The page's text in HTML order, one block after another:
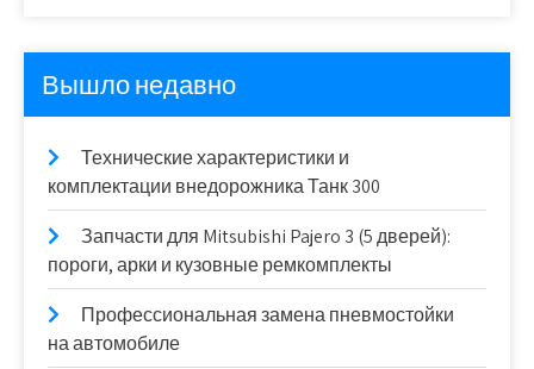
Вышло недавно
Технические характеристики и
комплектации внедорожника Танк 300
Запчасти для Mitsubishi Pajero 3 (5 дверей):
пороги, арки и кузовные ремкомплекты
Профессиональная замена пневмостойки
на автомобиле